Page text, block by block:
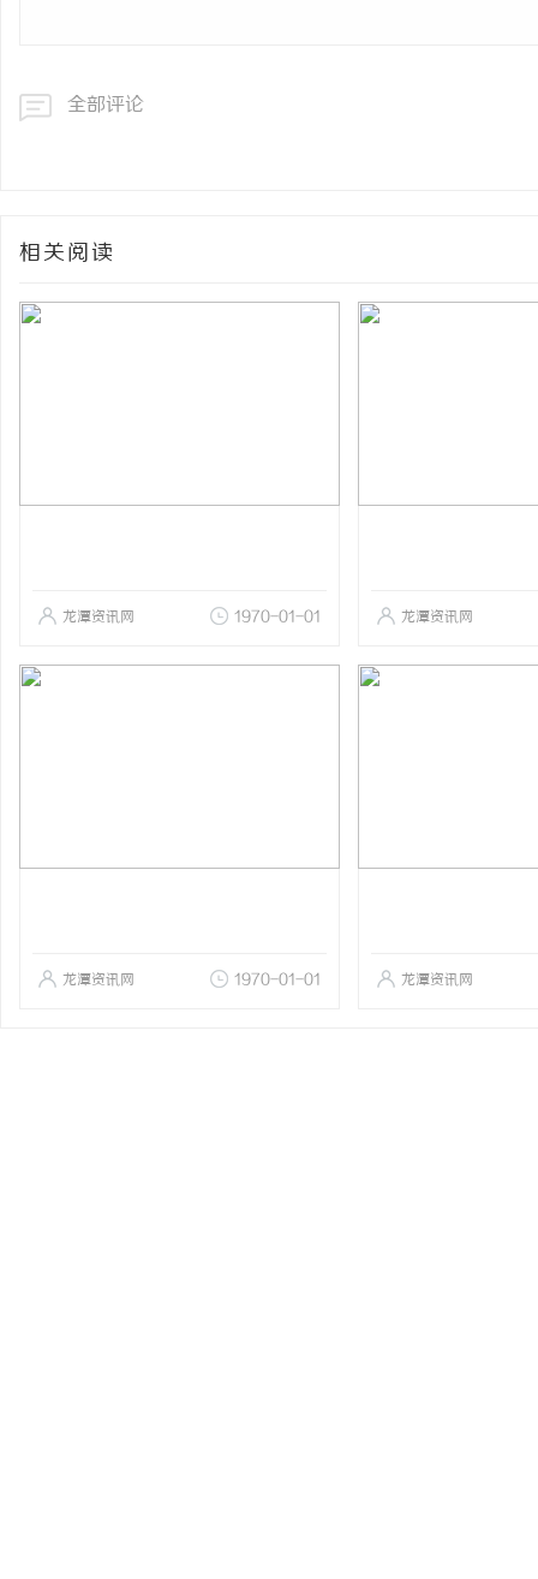
全部评论
相关阅读
龙潭资讯网 1970-01-01 龙潭资讯网
龙潭资讯网 1970-01-01 龙潭资讯网